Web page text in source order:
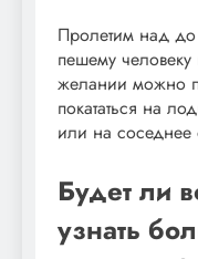
Пролетим над
пешему
желании можно
покататься на
или на соседнее
Будет ли
узнать